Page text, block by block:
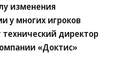
изменения
у многих игроков
технический директор
«Доктис»